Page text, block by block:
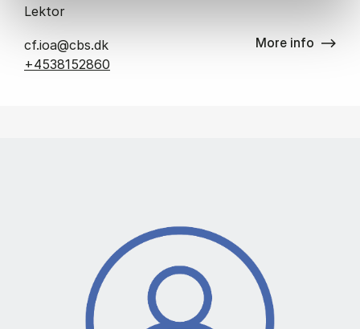
Lektor
cf.ioa@cbs.dk
+4538152860
More info